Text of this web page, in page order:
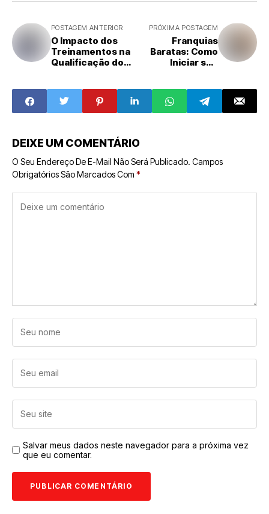
POSTAGEM ANTERIOR
O Impacto dos
Treinamentos na
Qualificação dos
Padrão de
Qualidade nas
Franquias
PRÓXIMA POSTAGEM
Franquias
Baratas: Como
Iniciar seu
Investimento
DEIXE UM COMENTÁRIO
O Seu Endereço De E-Mail Não Será Publicado. Campos
Obrigatórios São Marcados Com *
Salvar meus dados neste navegador para a próxima vez
que eu comentar.